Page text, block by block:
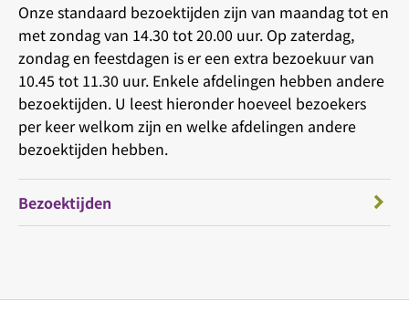
Onze standaard bezoektijden zijn van maandag tot en
met zondag van 14.30 tot 20.00 uur. Op zaterdag,
zondag en feestdagen is er een extra bezoekuur van
10.45 tot 11.30 uur. Enkele afdelingen hebben andere
bezoektijden. U leest hieronder hoeveel bezoekers
per keer welkom zijn en welke afdelingen andere
bezoektijden hebben.
Bezoektijden